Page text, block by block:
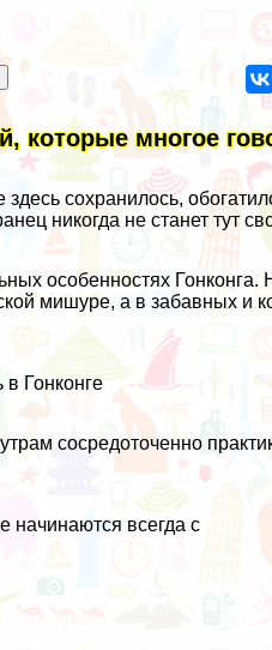
которые многое
сохранилось,
никогда не станет тут
особенностях Гонконга.
мишуре, а в забавных и
Гонконге
сосредоточенно
начинаются всегда с